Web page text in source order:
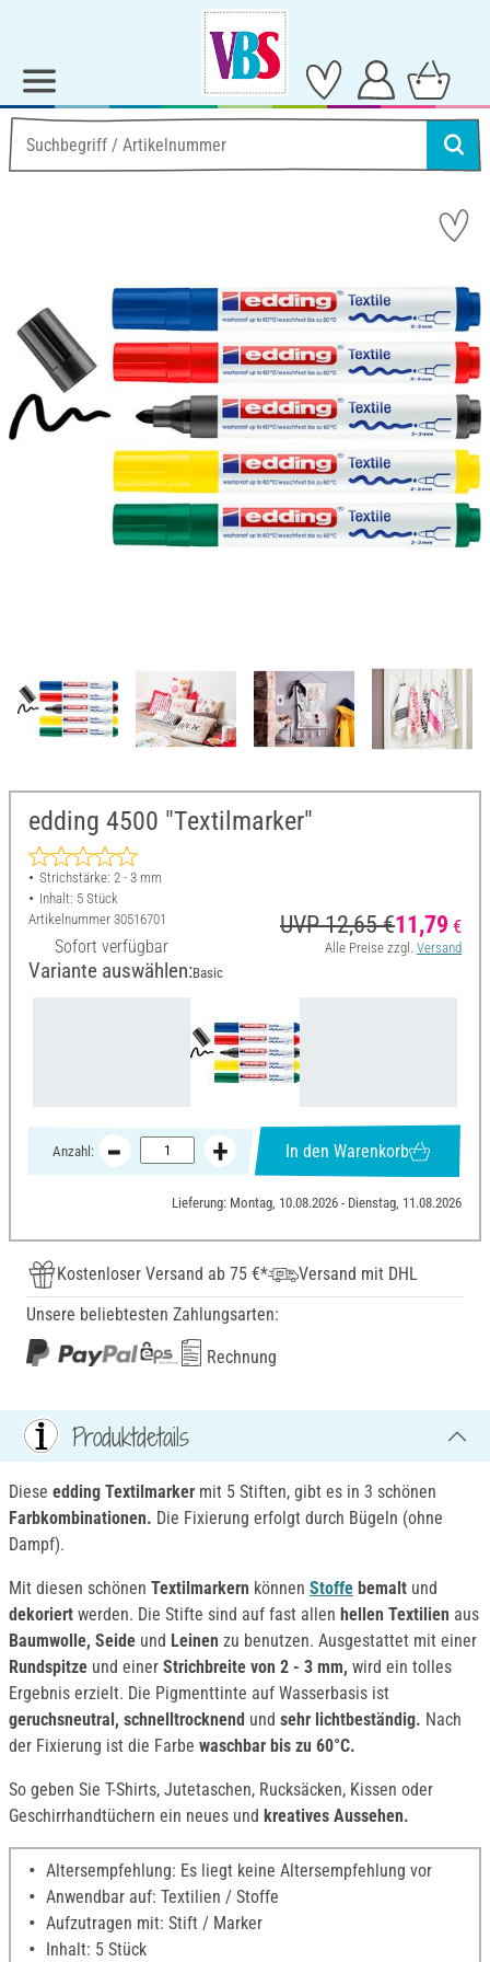
edding 4500 "Textilmarker"
Strichstärke: 2 - 3 mm
Inhalt: 5 Stück
Artikelnummer 30516701
Sofort verfügbar
UVP 12,65 €11,79 €
Alle Preise zzgl. Versand
Variante auswählen:Basic
Anzahl: In den Warenkorb
Lieferung: Montag, 10.08.2026 - Dienstag, 11.08.2026
Kostenloser Versand ab 75 €*
Versand mit DHL
Unsere beliebtesten Zahlungsarten:
Rechnung
Produktdetails
Diese edding Textilmarker mit 5 Stiften, gibt es in 3 schönen
Farbkombinationen. Die Fixierung erfolgt durch Bügeln (ohne
Dampf).
Mit diesen schönen Textilmarkern können Stoffe bemalt und
dekoriert werden. Die Stifte sind auf fast allen hellen Textilien aus
Baumwolle, Seide und Leinen zu benutzen. Ausgestattet mit einer
Rundspitze und einer Strichbreite von 2 - 3 mm, wird ein tolles
Ergebnis erzielt. Die Pigmenttinte auf Wasserbasis ist
geruchsneutral, schnelltrocknend und sehr lichtbeständig. Nach
der Fixierung ist die Farbe waschbar bis zu 60°C.
So geben Sie T-Shirts, Jutetaschen, Rucksäcken, Kissen oder
Geschirrhandtüchern ein neues und kreatives Aussehen.
Altersempfehlung: Es liegt keine Altersempfehlung vor
Anwendbar auf: Textilien / Stoffe
Aufzutragen mit: Stift / Marker
Inhalt: 5 Stück